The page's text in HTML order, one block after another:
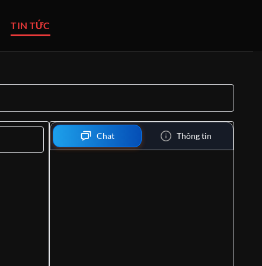
TIN TỨC
Chat Thông tin